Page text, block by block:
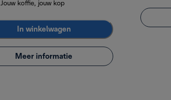
Jouw koffie, jouw kop
In winkelwagen
Meer informatie